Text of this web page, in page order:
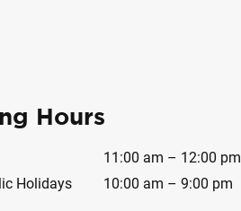
Hours
Holidays
11:00 am – 12:00 pm
10:00 am – 9:00 pm